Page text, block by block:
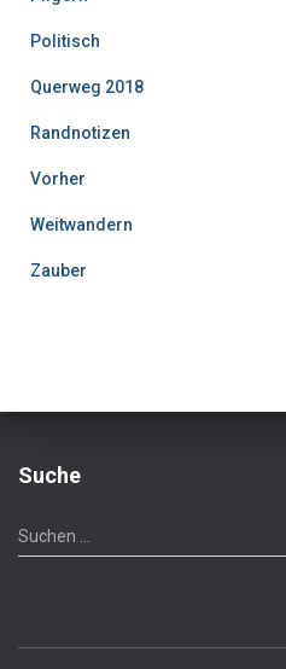
Politisch
Querweg 2018
Randnotizen
Vorher
Weitwandern
Zauber
Suche
S
u
Suchen …